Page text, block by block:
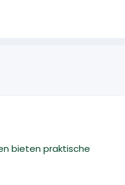
bieten praktische